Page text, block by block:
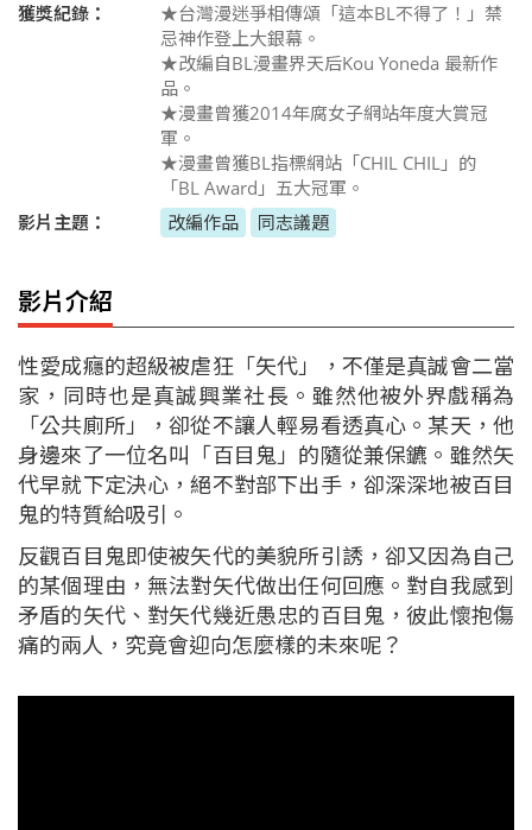
獲獎紀錄：
★台灣漫迷爭相傳頌「這本BL不得了！」禁
忌神作登上大銀幕。
★改編自BL漫畫界天后Kou Yoneda 最新作
品。
★漫畫曾獲2014年腐女子網站年度大賞冠
軍。
★漫畫曾獲BL指標網站「CHIL CHIL」的
「BL Award」五大冠軍。
影片主題：
改編作品 同志議題
影片介紹
性愛成癮的超級被虐狂「矢代」，不僅是真誠會二當
家，同時也是真誠興業社長。雖然他被外界戲稱為
「公共廁所」，卻從不讓人輕易看透真心。某天，他
身邊來了一位名叫「百目鬼」的隨從兼保鑣。雖然矢
代早就下定決心，絕不對部下出手，卻深深地被百目
鬼的特質給吸引。
反觀百目鬼即使被矢代的美貌所引誘，卻又因為自己
的某個理由，無法對矢代做出任何回應。對自我感到
矛盾的矢代、對矢代幾近愚忠的百目鬼，彼此懷抱傷
痛的兩人，究竟會迎向怎麼樣的未來呢？